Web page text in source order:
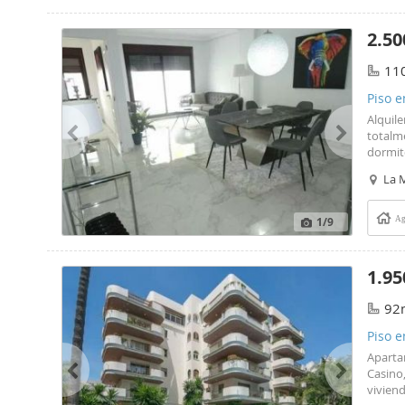
1/9
Piso
La
Piso